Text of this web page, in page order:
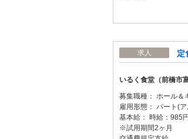
求人 定
いるく食堂（前橋市
募集職種： ホール＆
雇用形態： パート(
基本給： 時給：985
※試用期間2ヶ月